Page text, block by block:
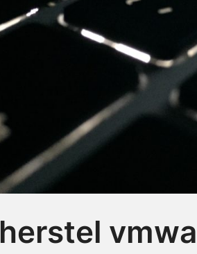
herstel